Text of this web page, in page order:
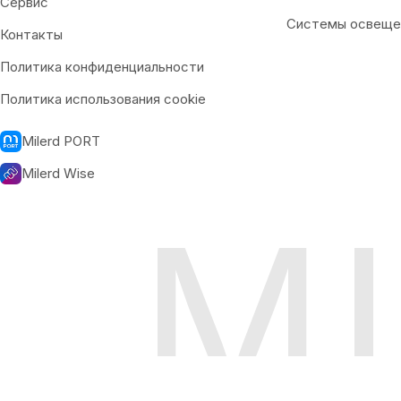
Контакты
Политика конфиденциальности
Политика использования cookie
Milerd PORT
Milerd Wise
Системы